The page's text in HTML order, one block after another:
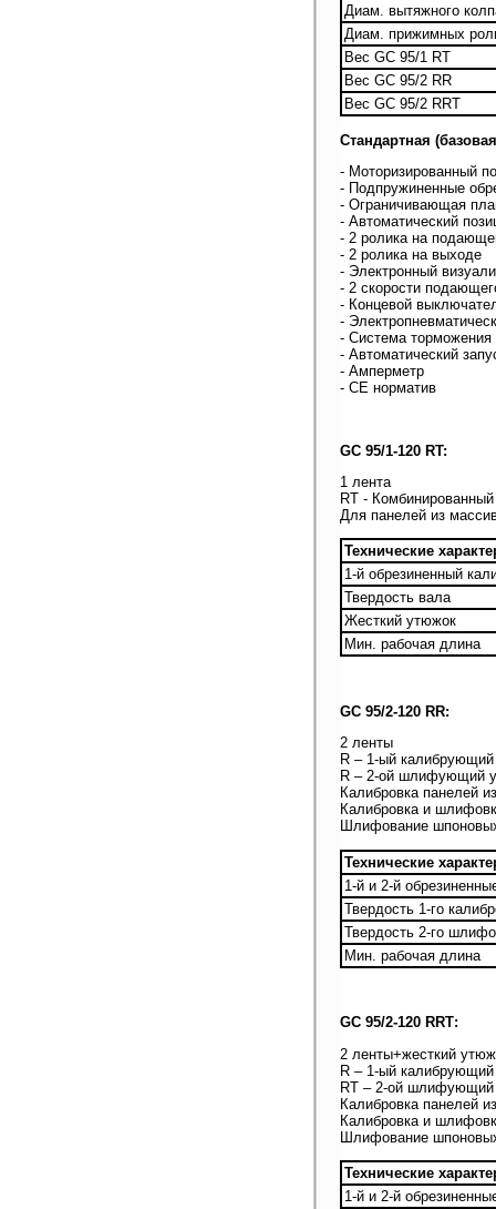
Диам. вытяжного
Диам. прижимных
Вес GC 95/1 RT
Вес GC 95/2 RR
Вес GC 95/2 RRT
Стандартная
- Моторизированный
- Подпружиненные
- Ограничивающая
- Автоматический
- 2 ролика на
- 2 ролика на выходе
- Электронный
- 2 скорости
- Концевой
-
- Система
- Автоматический
- Амперметр
- СЕ норматив
GC 95/1-120 RT:
1 лента
RT -
Для панелей из
Технические
1-й обрезиненный
Твердость вала
Жесткий утюжок
Мин. рабочая длина
GC 95/2-120 RR:
2 ленты
R – 1-ый калибрующий
R – 2-ой шлифующий
Калибровка панелей
Калибровка и
Шлифование
Технические
1-й и 2-й
Твердость 1-го
Твердость 2-го
Мин. рабочая длина
GC 95/2-120 RRТ:
2 ленты+жесткий
R – 1-ый калибрующий
RТ – 2-ой шлифующий
Калибровка панелей
Калибровка и
Шлифование
Технические
1-й и 2-й